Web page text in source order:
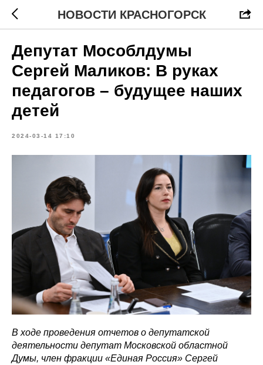
НОВОСТИ КРАСНОГОРСК
Депутат Мособлдумы
Сергей Маликов: В руках
педагогов – будущее наших
детей
2024-03-14 17:10
В ходе проведения отчетов о депутатской
деятельности депутат Московской областной
Думы, член фракции «Единая Россия» Сергей